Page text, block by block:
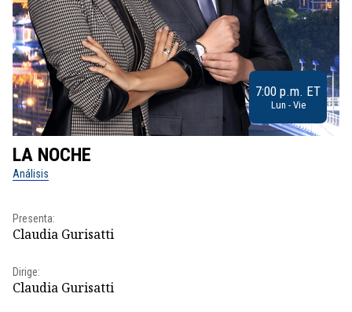
7:00 p.m. ET
Lun - Vie
LA NOCHE
Análisis
Presenta:
Claudia Gurisatti
Dirige:
Claudia Gurisatti